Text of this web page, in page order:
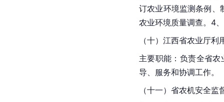
订农业环境监测条例、
农业环境质量调查。4
（十）江西省农业厅
主要职能：负责全省
导、服务和协调工作。
（十一）省农机安全监